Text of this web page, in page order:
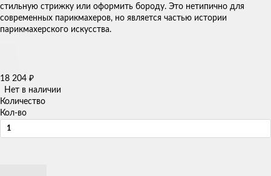
стильную стрижку или оформить бороду. Это нетипично для
современных парикмахеров, но является частью истории
парикмахерского искусства.
18 204 ₽
Нет в наличии
Количество
Кол-во